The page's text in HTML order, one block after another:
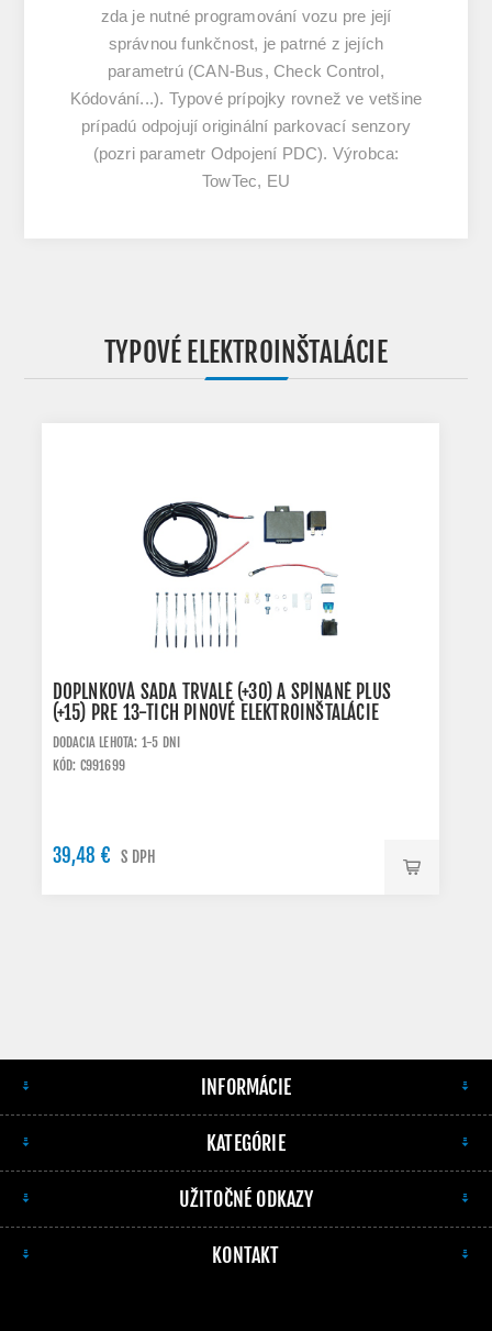
zda je nutné programování vozu pre její
správnou funkčnost, je patrné z jejích
parametrú (CAN-Bus, Check Control,
Kódování...). Typové prípojky rovnež ve vetšine
prípadú odpojují originální parkovací senzory
(pozri parametr Odpojení PDC). Výrobca:
TowTec, EU
TYPOVÉ ELEKTROINŠTALÁCIE
DOPLNKOVÁ SADA TRVALÉ (+30) A SPÍNANÉ PLUS
(+15) PRE 13-TICH PINOVÉ ELEKTROINŠTALÁCIE
DODACIA LEHOTA: 1-5 DNI
KÓD: C991699
39,48 € S DPH
INFORMÁCIE
KATEGÓRIE
UŽITOČNÉ ODKAZY
KONTAKT